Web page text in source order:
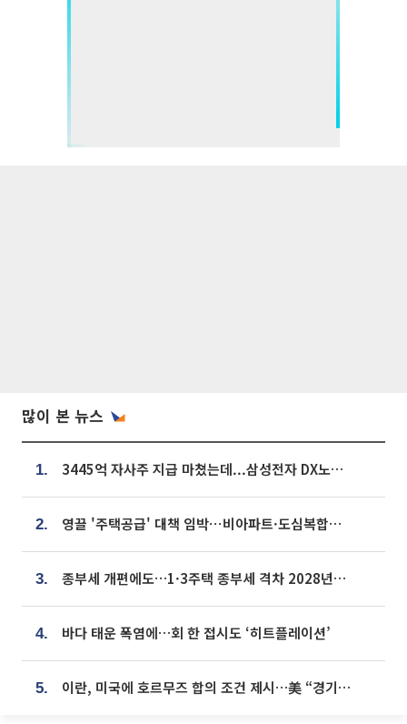
많이 본 뉴스
1. 3445억 자사주 지급 마쳤는데...삼성전자 DX노조, 뒤늦은 '떼쓰기 집회'
2. 영끌 '주택공급' 대책 임박⋯비아파트·도심복합까지 총동원
3. 종부세 개편에도…1·3주택 종부세 격차 2028년부터 확대
4. 바다 태운 폭염에…회 한 접시도 ‘히트플레이션’
5. 이란, 미국에 호르무즈 합의 조건 제시…美 “경기 아직 안 끝나” [종합]